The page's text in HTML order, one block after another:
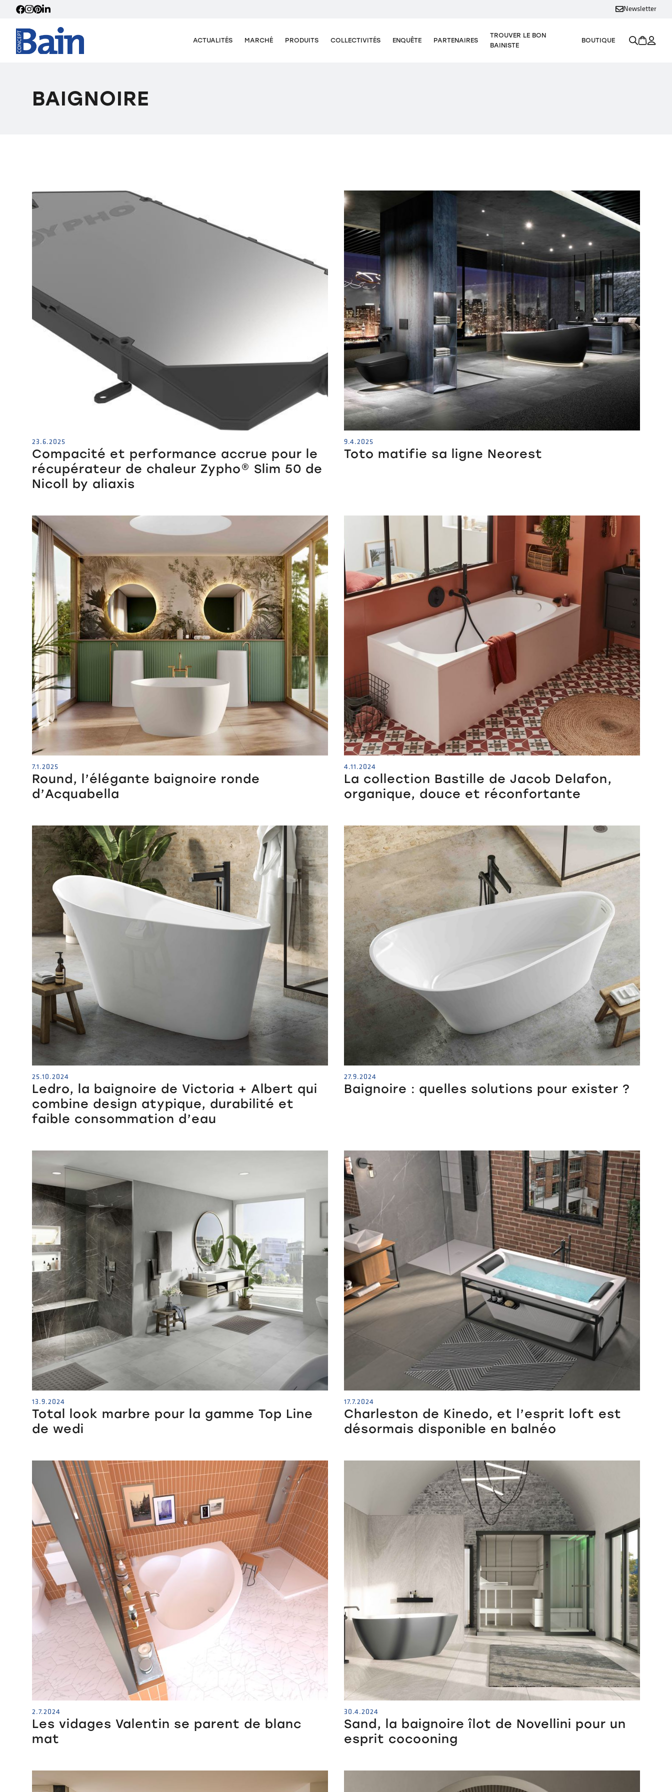
Newsletter
ACTUALITÉS MARCHÉ PRODUITS COLLECTIVITÉS ENQUÊTE PARTENAIRES
TROUVER LE BON
BAINISTE
BOUTIQUE
BAIGNOIRE
23.6.2025
Compacité et performance accrue pour le
récupérateur de chaleur Zypho® Slim 50 de
Nicoll by aliaxis
9.4.2025
Toto matifie sa ligne Neorest
7.1.2025
Round, l’élégante baignoire ronde
d’Acquabella
4.11.2024
La collection Bastille de Jacob Delafon,
organique, douce et réconfortante
25.10.2024
Ledro, la baignoire de Victoria + Albert qui
combine design atypique, durabilité et
faible consommation d’eau
27.9.2024
Baignoire : quelles solutions pour exister ?
13.9.2024
Total look marbre pour la gamme Top Line
de wedi
17.7.2024
Charleston de Kinedo, et l’esprit loft est
désormais disponible en balnéo
2.7.2024
Les vidages Valentin se parent de blanc
mat
30.4.2024
Sand, la baignoire îlot de Novellini pour un
esprit cocooning